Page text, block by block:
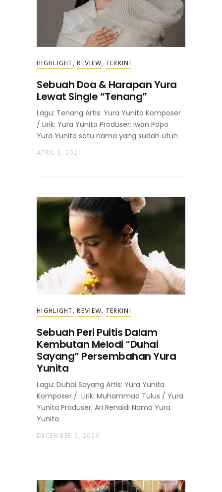
HIGHLIGHT,REVIEW, TERKINI
Sebuah Doa & Harapan Yura
Lewat Single “Tenang”
Lagu: Tenang Artis: Yura Yunita Komposer
/ Lirik: Yura Yunita Produser: Iwan Popo
Yura Yunita satu nama yang sudah utuh
APRIL 3, 2021
HIGHLIGHT,REVIEW, TERKINI
Sebuah Peri Puitis Dalam
Kembutan Melodi “Duhai
Sayang” Persembahan Yura
Yunita
Lagu: Duhai Sayang Artis: Yura Yunita
Komposer / Lirik: Muhammad Tulus / Yura
Yunita Produser: Ari Renaldi Nama Yura
Yunita
DECEMBER 5, 2020